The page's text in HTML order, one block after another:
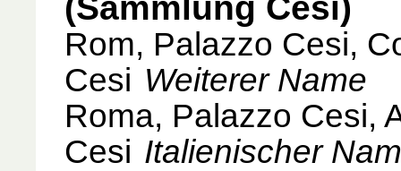
Rom, Palazzo Cesi,
Cesi Weiterer Name
Roma, Palazzo Cesi,
Cesi Italienischer